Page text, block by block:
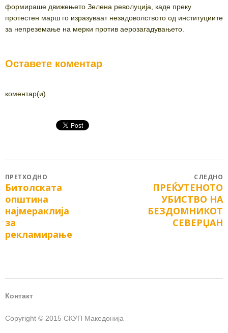
формираше движењето Зелена револуција, каде преку
протестен марш го изразуваат незадоволството од институциите
за непреземање на мерки против аерозагадувањето.
Оставете коментар
коментар(и)
Post
navigation
ПРЕТХОДНО
Previous
post:
Битолската
општина
најмераклија
за
рекламирање
СЛЕДНО
Next
post:
ПРЕЌУТЕНОТО
УБИСТВО НА
БЕЗДОМНИКОТ
СЕВЕРЏАН
Контакт
Copyright © 2015 СКУП Македонија